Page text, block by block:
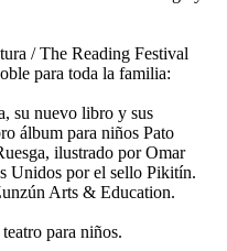
/ The Reading Festival
para toda la familia:
su nuevo libro y sus
álbum para niños Pato
ilustrado por Omar
Unidos por el sello Pikitín.
Arts & Education.
para niños.